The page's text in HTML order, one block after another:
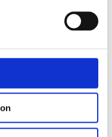
och små
ser ut.